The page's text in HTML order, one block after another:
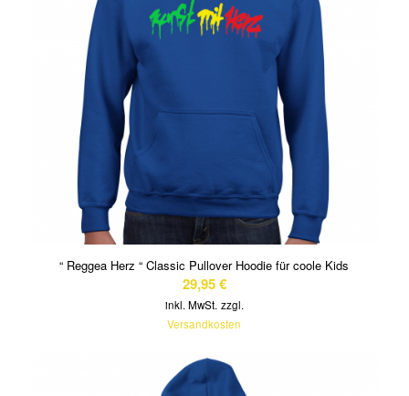
“ Reggea Herz “ Classic Pullover Hoodie für coole Kids
29,95€
inkl. MwSt. zzgl.
Versandkosten